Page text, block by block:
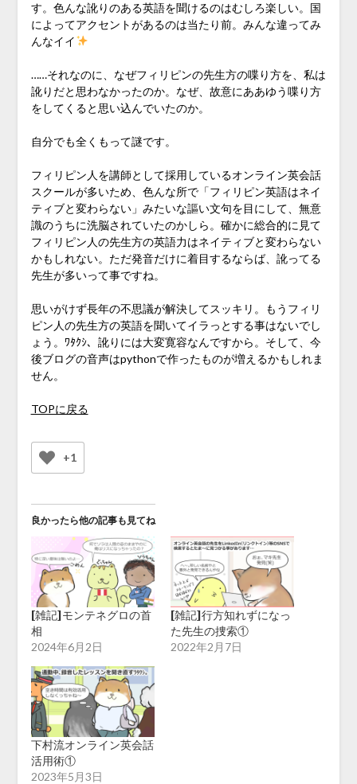
す。色んな訛りのある英語を聞けるのはむしろ楽しい。国
によってアクセントがあるのは当たり前。みんな違ってみ
んなイイ
……それなのに、なぜフィリピンの先生方の喋り方を、私は
訛りだと思わなかったのか。なぜ、故意にああゆう喋り方
をしてくると思い込んでいたのか。
自分でも全くもって謎です。
フィリピン人を講師として採用しているオンライン英会話
スクールが多いため、色んな所で「フィリピン英語はネイ
ティブと変わらない」みたいな謳い文句を目にして、無意
識のうちに洗脳されていたのかしら。確かに総合的に見て
フィリピン人の先生方の英語力はネイティブと変わらない
かもしれない。ただ発音だけに着目するならば、訛ってる
先生が多いって事ですね。
思いがけず長年の不思議が解決してスッキリ。もうフィリ
ピン人の先生方の英語を聞いてイラっとする事はないでし
ょう。ﾜﾀｸｼ、訛りには大変寛容なんですから。そして、今
後ブログの音声はpythonで作ったものが増えるかもしれま
せん。
TOPに戻る
+1
良かったら他の記事も見てね
[雑記]モンテネグロの首
相
2024年6月2日
[雑記]行方知れずになっ
た先生の捜索①
2022年2月7日
下村流オンライン英会話
活用術①
2023年5月3日